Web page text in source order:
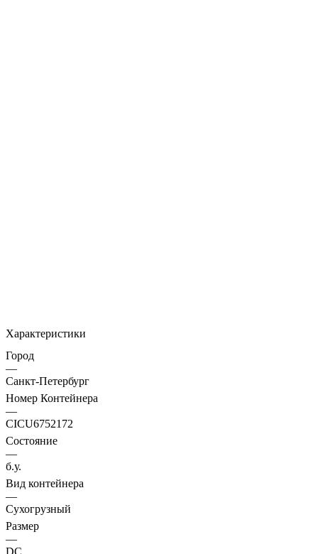
Характеристики
Город
—
Санкт-Петербург
Номер Контейнера
—
CICU6752172
Состояние
—
б.у.
Вид контейнера
—
Сухогрузный
Размер
—
DC